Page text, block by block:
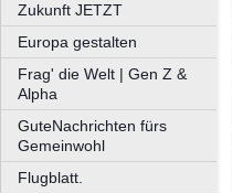
Zukunft JETZT
Europa gestalten
Frag' die Welt | Gen Z &
Alpha
GuteNachrichten fürs
Gemeinwohl
Flugblatt.